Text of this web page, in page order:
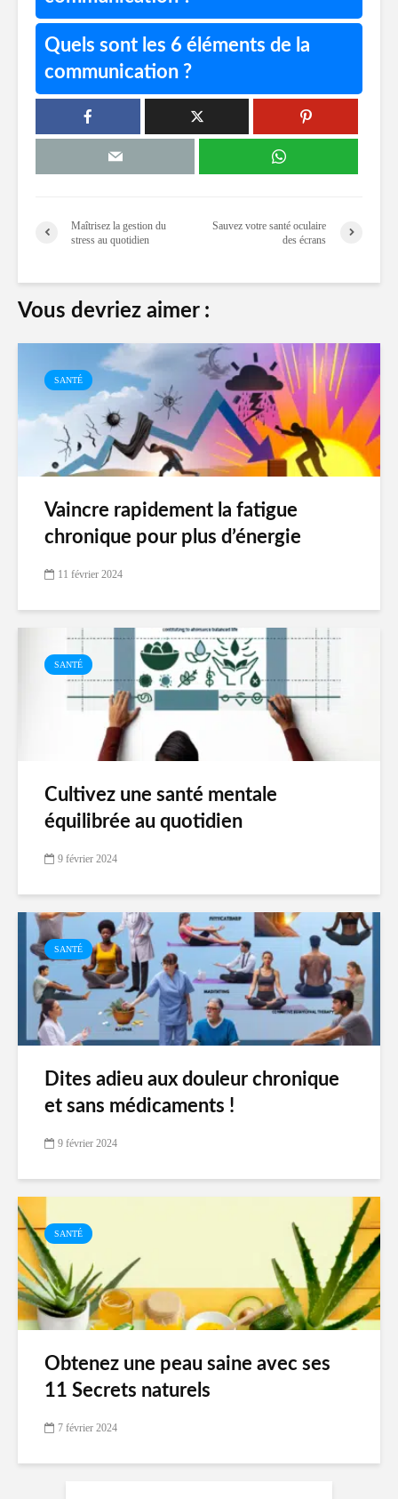
Quels sont les 6 éléments de la
communication ?
Maîtrisez la gestion du
stress au quotidien
Sauvez votre santé oculaire
des écrans
Vous devriez aimer :
SANTÉ
Vaincre rapidement la fatigue
chronique pour plus d’énergie
11 février 2024
SANTÉ
Cultivez une santé mentale
équilibrée au quotidien
9 février 2024
SANTÉ
Dites adieu aux douleur chronique
et sans médicaments !
9 février 2024
SANTÉ
Obtenez une peau saine avec ses
11 Secrets naturels
7 février 2024